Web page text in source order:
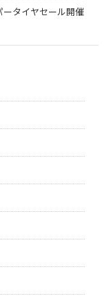
タイヤセール開催